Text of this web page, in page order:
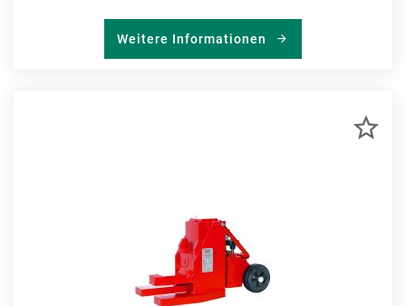
Weitere Informationen